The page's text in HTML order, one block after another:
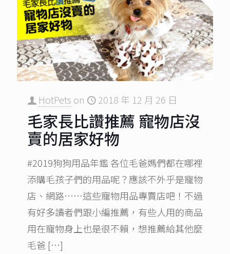
HotPets on 2018 年 12 月 26 日
毛家長比讚推薦 寵物店沒
賣的居家好物
#2019狗狗用品年鑑 各位毛爸媽們都在哪裡
添購毛孩子們的用品呢？應該不外乎是寵物
店、網路……這些寵物用品專賣店吧！不過
有好多讀者們跟小編推薦，有些人用的商品
用在寵物身上也是很不賴，想推薦給其他麼
毛爸 […]